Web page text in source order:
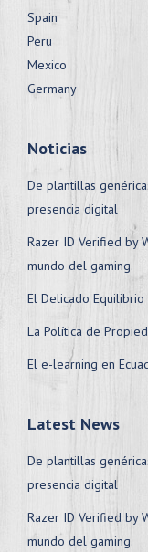
Spain
Peru
Mexico
Germany
Noticias
De plantillas
presencia digital
Razer ID Verified by
mundo del gaming.
El Delicado Equilibrio
La Política de
El e-learning en
Latest News
De plantillas
presencia digital
Razer ID Verified by
mundo del gaming.